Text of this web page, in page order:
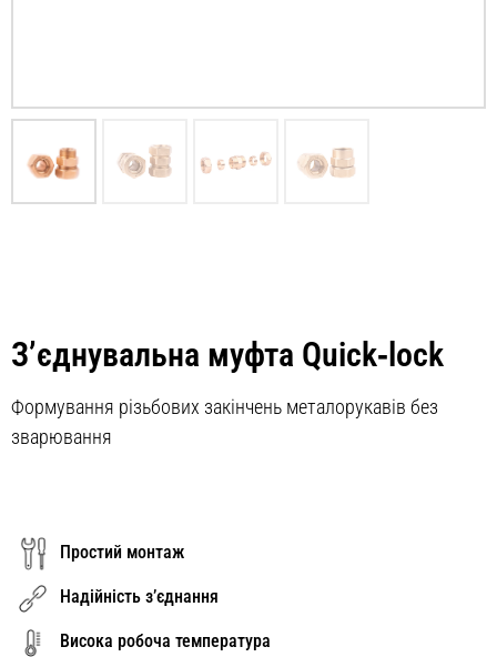
З’єднувальна муфта Quick‑lock
Формування різьбових закінчень металорукавів без
зварювання
Простий монтаж
Надійність з’єднання
Висока робоча температура